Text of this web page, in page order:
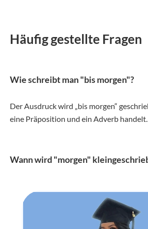
Häufig gestellte Fragen
Wie schreibt man "bis morgen"?
Der Ausdruck wird „bis morgen“
eine Präposition und ein Adverb handelt.
Wann wird "morgen"